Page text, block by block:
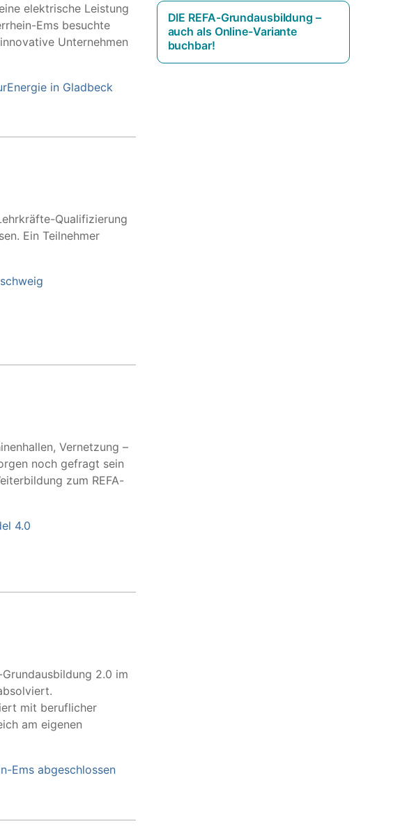
elektrische Leistung
Ems besuchte
Unternehmen
in Gladbeck
Qualifizierung
Ein Teilnehmer
Vernetzung –
noch gefragt sein
zum REFA-
4.0
2.0 im
mit beruflicher
am eigenen
Ems abgeschlossen
DIE REFA-Grundausbildung –
auch als Online-Variante
buchbar!